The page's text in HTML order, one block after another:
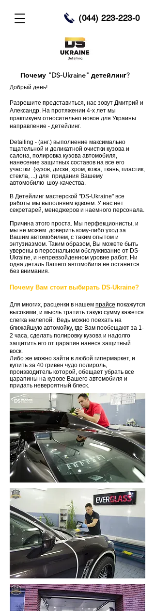
(044) 223-223-0
Почему "DS-Ukraine" детейлинг?
Добрый день!
Разрешите представиться, нас зовут Дмитрий и
Александр. На протяжении 4-х лет мы
практикуем относительно новое для Украины
направление - детейлинг.
Detailing - (анг.) выполнение максимально
тщательной и деликатной очистки кузова и
салона, полировка кузова автомобиля,
нанесение защитных составов на все его
участки (кузов, диски, хром, кожа, ткань, пластик,
стекла, ...) для придания Вашему
автомобилю шоу-качества.
В Детейлинг мастерской "DS-Ukraine" все
работы мы выполняем вдвоем. У нас нет
секретарей, менеджеров и наемного персонала.
Причина этого проста. Мы перфекционисты, и
мы не можем доверить кому-либо уход за
Вашим автомобилем, с таким опытом и
энтузиазмом. Таким образом, Вы можете быть
уверены в персональном обслуживание от DS-
Ukraine, и непревзойденном уровне работ. Ни
одна деталь Вашего автомобиля не останется
без внимания.
Почему Вам стоит выбирать DS-Ukraine?
Для многих, расценки в нашем прайсе покажутся
высокими, и мысль тратить такую сумму кажется
слегка нелепой. Ведь можно поехать на
ближайшую автомойку, где Вам пообещают за 1-
2 часа, сделать полировку кузова и надолго
защитить его от царапин нанеся защитный
воск.
Либо же можно зайти в любой гипермаркет, и
купить за 40 гривен чудо полироль,
производитель которой, обещает убрать все
царапины на кузове Вашего автомобиля и
придать невероятный блеск.